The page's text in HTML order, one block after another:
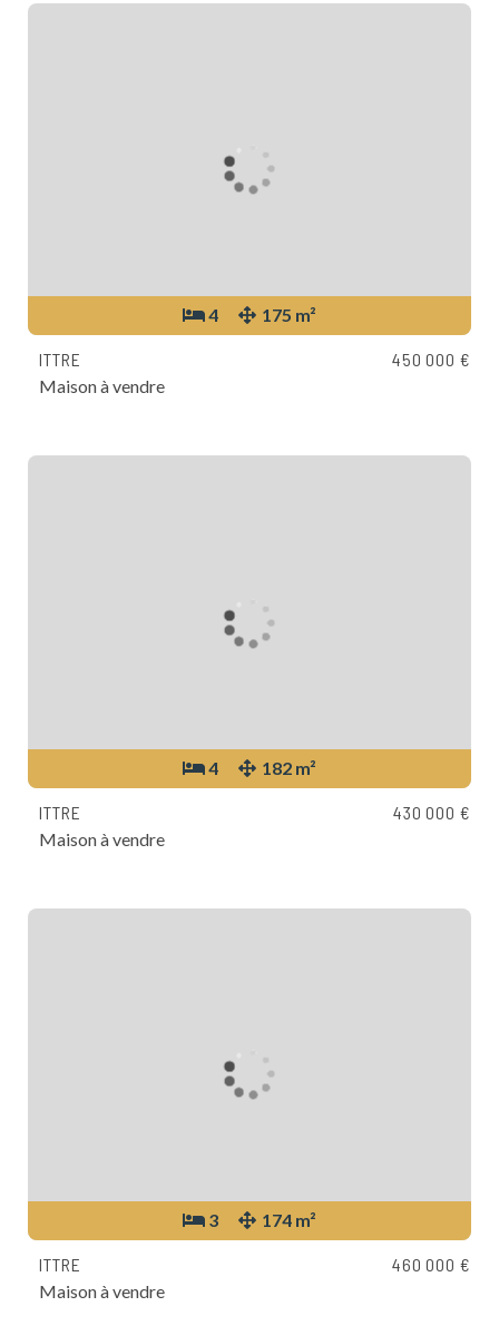
4 175 m²
ITTRE
Maison à vendre
450 000 €
4 182 m²
ITTRE
Maison à vendre
430 000 €
3 174 m²
ITTRE
Maison à vendre
460 000 €